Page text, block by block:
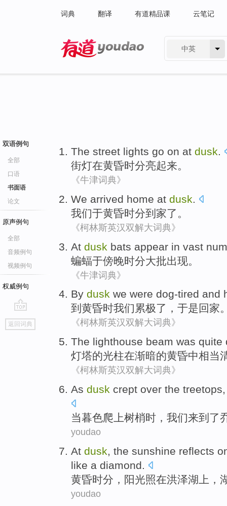
词典 翻译 有道精品课 云笔记
中英
双语例句
全部
口语
书面语
论文
原声例句
全部
音频例句
视频例句
权威例句
go
top
返回词典
The street lights go on at dusk.
街灯在黄昏时分亮起来。
《牛津词典》
We arrived home at dusk.
我们于黄昏时分到家了。
《柯林斯英汉双解大词典》
At dusk bats appear in vast
蝙蝠于傍晚时分大批出现。
《牛津词典》
By dusk we were dog-tired and
到 黄昏时我们累极了，于是回家
《柯林斯英汉双解大词典》
The lighthouse beam was quite
灯塔的光柱在渐暗的黄昏中相当
《柯林斯英汉双解大词典》
As dusk crept over the treetops
当暮色爬 上树梢时 ， 我们来到了
youdao
At dusk, the sunshine reflects
like a diamond.
黄昏时分， 阳光照在洪泽湖 上，
youdao